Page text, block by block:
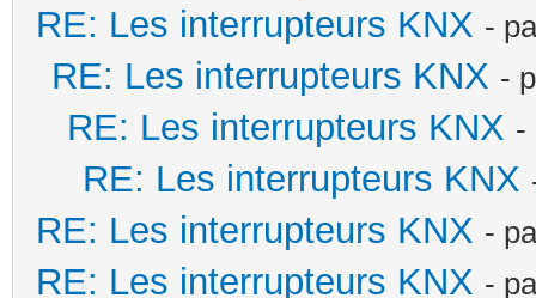
RE: Les interrupteurs KNX -
RE: Les interrupteurs KNX -
RE: Les interrupteurs KNX -
RE: Les interrupteurs KNX
RE: Les interrupteurs KNX -
RE: Les interrupteurs KNX -